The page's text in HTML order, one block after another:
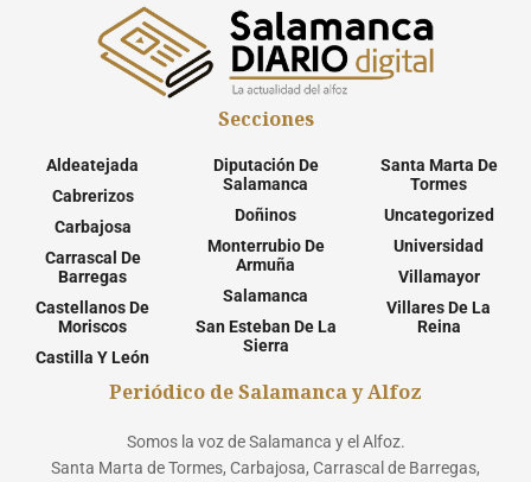
Secciones
Aldeatejada
Cabrerizos
Carbajosa
Carrascal De
Barregas
Castellanos De
Moriscos
Castilla Y León
Diputación De
Salamanca
Doñinos
Monterrubio De
Armuña
Salamanca
San Esteban De La
Sierra
Santa Marta De
Tormes
Uncategorized
Universidad
Villamayor
Villares De La
Reina
Periódico de Salamanca y Alfoz
Somos la voz de Salamanca y el Alfoz.
Santa Marta de Tormes, Carbajosa, Carrascal de Barregas,